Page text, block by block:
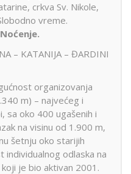
crkva Sv. Nikole,
vreme.
Noćenje.
– KATANIJA – ĐARDINI
organizovanja
m) – najvećeg i
sa oko 400 ugašenih i
na visinu od 1.900 m,
šetnju oko starijih
individualnog odlaska na
je bio aktivan 2001.